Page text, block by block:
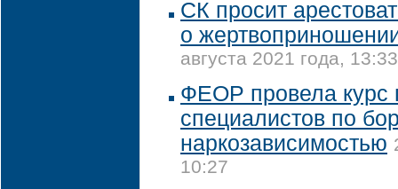
СК просит
о
августа 2021 года, 13:33
ФЕОР провела курс
специалистов по
наркозависимостью
10:27